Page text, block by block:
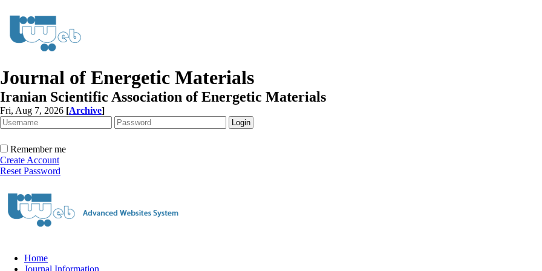
Journal of Energetic Materials
Iranian Scientific Association of Energetic Materials
Fri, Aug 7, 2026 [Archive]
Remember me
Create Account
Reset Password
Home
Journal Information